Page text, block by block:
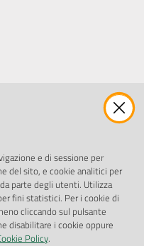
e di sessione per
del sito, e cookie analitici per
parte degli utenti. Utilizza
fini statistici. Per i cookie di
cliccando sul pulsante
disabilitare i cookie oppure
Policy.